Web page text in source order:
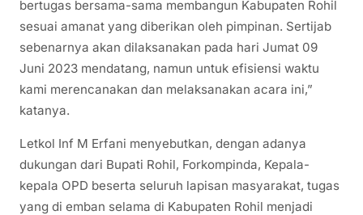
bertugas bersama-sama membangun Kabupaten Rohil
sesuai amanat yang diberikan oleh pimpinan. Sertijab
sebenarnya akan dilaksanakan pada hari Jumat 09
Juni 2023 mendatang, namun untuk efisiensi waktu
kami merencanakan dan melaksanakan acara ini,”
katanya.
Letkol Inf M Erfani menyebutkan, dengan adanya
dukungan dari Bupati Rohil, Forkompinda, Kepala-
kepala OPD beserta seluruh lapisan masyarakat, tugas
yang di emban selama di Kabupaten Rohil menjadi